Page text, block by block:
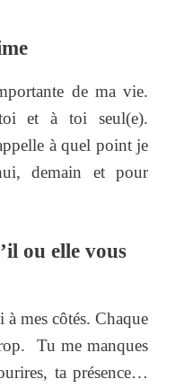
de ma vie.
et à toi seul(e).
à quel point je
demain et pour
ou elle vous
mes côtés. Chaque
Tu me manques
ta présence…